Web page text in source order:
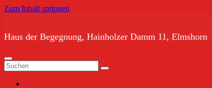
Zum Inhalt springen
Haus der Begegnung, Hainholzer Damm 11, Elmshorn